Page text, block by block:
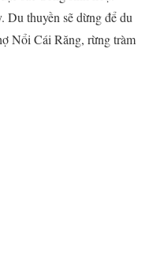
Du thuyền sẽ dừng để du
Nổi Cái Răng, rừng tràm